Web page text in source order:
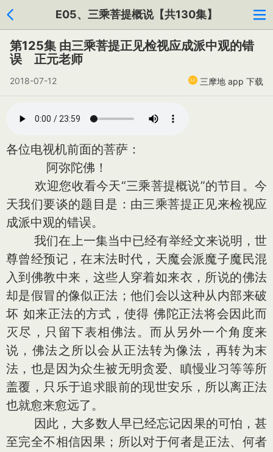
E05、三乘菩提概说【共130集】
第125集 由三乘菩提正见检视应成派中观的错
误 正元老师
2018-07-12 三摩地 app 下载
各位电视机前面的菩萨：
阿弥陀佛！
欢迎您收看今天“三乘菩提概说”的节目。今
天我们要谈的题目是：由三乘菩提正见来检视应
成派中观的错误。
我们在上一集当中已经有举经文来说明，世
尊曾经预记，在末法时代，天魔会派魔子魔民混
入到佛教中来，这些人穿着如来衣，所说的佛法
却是假冒的像似正法；他们会以这种从内部来破
坏 如来正法的方式，使得 佛陀正法将会因此而
灭尽，只留下表相佛法。而从另外一个角度来
说，佛法之所以会从正法转为像法，再转为末
法，也是因为众生被无明贪爱、瞋慢业习等等所
盖覆，只乐于追求眼前的现世安乐，所以离正法
也就愈来愈远了。
因此，大多数人早已经忘记因果的可怕，甚
至完全不相信因果；所以对于何者是正法、何者